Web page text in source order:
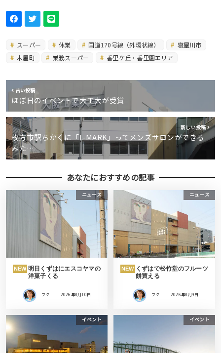
スーパー 休業 国道170号線（外環状線）
寝屋川市
木屋町
業務スーパー 香里ケ丘・香里園エリア
古い投稿
ほぼ日のイベントで大工大が受賞
新しい投稿
枚方市駅ちかくに「L-MARK」ってメンズサロンができる
みた…
あなたにおすすめの記事
ニュース
NEW 明日くずはにエスコヤマの
洋菓子くる
フク 2026年8月10日
ニュース
NEW くずはで松竹堂のフルーツ
餅買える
フク 2026年8月9日
イベント イベント